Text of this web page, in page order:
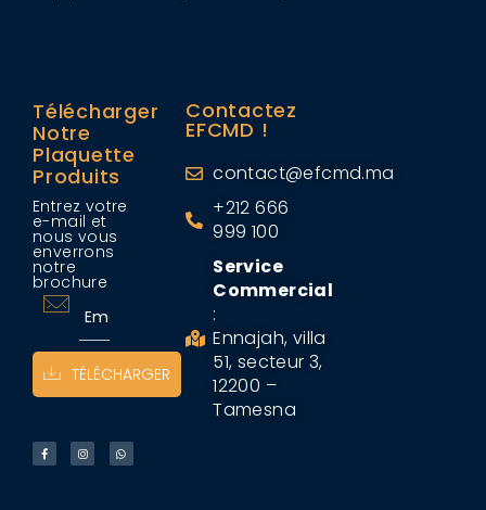
Télécharger
Notre
Plaquette
Produits
Entrez votre
e-mail et
nous vous
enverrons
notre
brochure
TÉLÉCHARGER
Contactez
EFCMD !
contact@efcmd.ma
+212 666
999 100
Service
Commercial
:
Ennajah, villa
51, secteur 3,
12200 –
Tamesna